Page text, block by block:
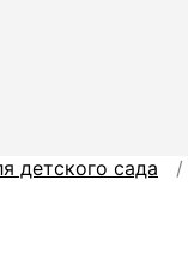
детского сада /